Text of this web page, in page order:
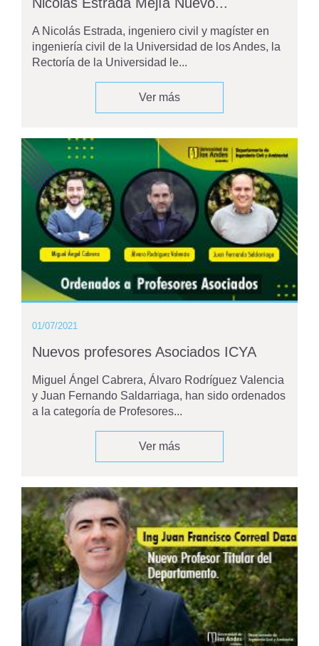
A Nicolás Estrada, ingeniero civil y magíster en
ingeniería civil de la Universidad de los Andes, la
Rectoría de la Universidad le...
Ver más
01/07/2021
Nuevos profesores Asociados ICYA
Miguel Ángel Cabrera, Álvaro Rodríguez Valencia
y Juan Fernando Saldarriaga, han sido ordenados
a la categoría de Profesores...
Ver más